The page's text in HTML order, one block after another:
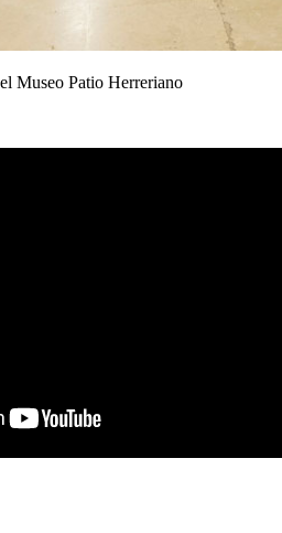
Museo Patio Herreriano